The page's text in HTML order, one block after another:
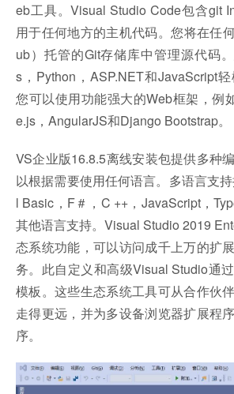
eb工具。Visual Studio Code包含git
用于任何地方的主机代码。您将在任
ub）托管的Git存储库中管理源代码
s，Python，ASP.NET和JavaScript轻
您可以使用功能强大的Web框架，例
e.js，AngularJS和Django Bootstrap。
VS企业版16.8.5离线安装包提供多种
以根据需要使用任何语言。多语言支
l Basic，F＃，C ++，JavaScript，
其他语言支持。Visual Studio 2019
态系统功能，可以访问成千上万的扩
务。此自定义和高级Visual Studio通
模板。这些生态系统工具可从合作伙
走得更远，并为多设备浏览器扩展程
序。